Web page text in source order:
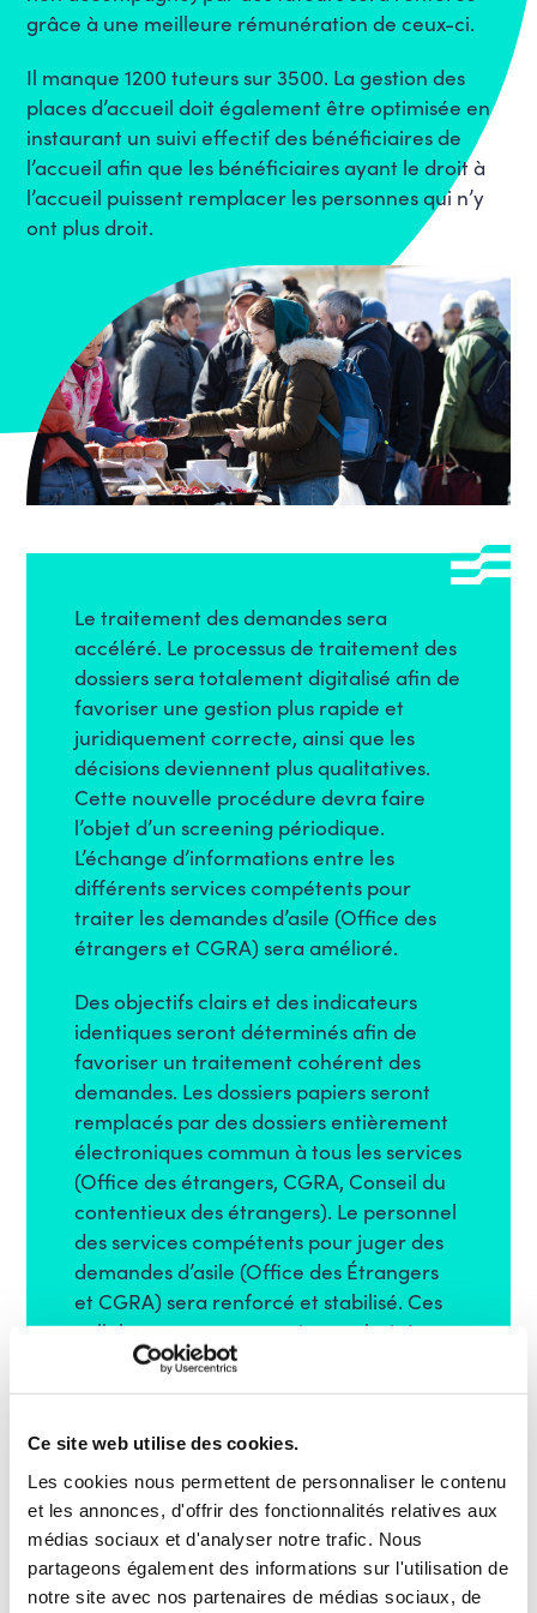
Ce site web utilise des cookies.
Les cookies nous permettent de personnaliser le contenu
et les annonces, d'offrir des fonctionnalités relatives aux
médias sociaux et d'analyser notre trafic. Nous
partageons également des informations sur l'utilisation de
notre site avec nos partenaires de médias sociaux, de
grâce à une meilleure rémunération de ceux-ci.
Il manque 1200 tuteurs sur 3500. La gestion des
places d’accueil doit également être optimisée en
instaurant un suivi effectif des bénéficiaires de
l’accueil afin que les bénéficiaires ayant le droit à
l’accueil puissent remplacer les personnes qui n’y
ont plus droit.
Le traitement des demandes sera
accéléré. Le processus de traitement des
dossiers sera totalement digitalisé afin de
favoriser une gestion plus rapide et
juridiquement correcte, ainsi que les
décisions deviennent plus qualitatives.
Cette nouvelle procédure devra faire
l’objet d’un screening périodique.
L’échange d’informations entre les
différents services compétents pour
traiter les demandes d’asile (Office des
étrangers et CGRA) sera amélioré.
Des objectifs clairs et des indicateurs
identiques seront déterminés afin de
favoriser un traitement cohérent des
demandes. Les dossiers papiers seront
remplacés par des dossiers entièrement
électroniques commun à tous les services
(Office des étrangers, CGRA, Conseil du
contentieux des étrangers). Le personnel
des services compétents pour juger des
demandes d’asile (Office des Étrangers
et CGRA) sera renforcé et stabilisé. Ces
collaborateurs seront mieux valorisés et
auront accès à des promotions. Une
attention sera portée à leur bien-être et
des dossiers sensibles.